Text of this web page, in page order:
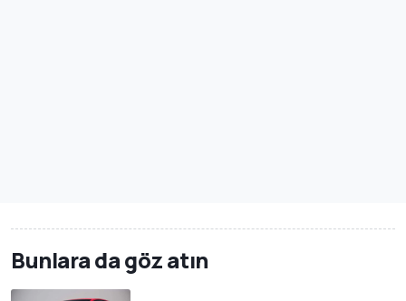
Bunlara da göz atın